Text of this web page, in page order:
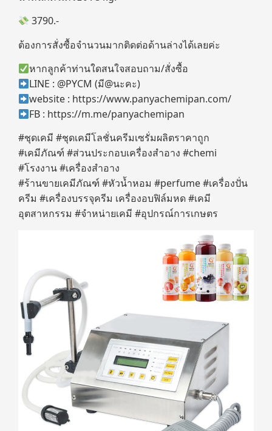
3790.-
ต้องการสั่งซื้อจำนวนมากติดต่อด้านล่างได้เลยค่ะ
หากลูกค้าท่านใดสนใจสอบถาม/สั่งซื้อ
LINE : @PYCM (มี@นะคะ)
website : https://www.panyachemipan.com/
FB : https://m.me/panyachemipan
#ชุดเคมี #ชุดเคมีโลชั่นครีมเซรั่มผลิตราคาถูก
#เคมีภัณฑ์ #ส่วนประกอบเครื่องสำอาง #chemi
#โรงงาน #เครื่องสำอาง
#ร้านขายเคมีภัณฑ์ #หัวน้ำหอม #perfume #เครื่องปั่น
ครีม #เครื่องบรรจุครีม เครื่องอบฟิล์มหด #เคมี
อุตสาหกรรม #จำหน่ายเคมี #อุปกรณ์การเกษตร